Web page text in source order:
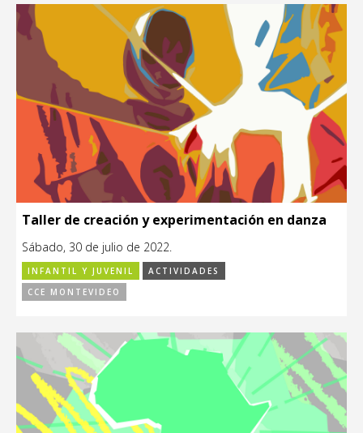
Taller de creación y experimentación en danza
Sábado, 30 de julio de 2022.
INFANTIL Y JUVENIL
ACTIVIDADES
CCE MONTEVIDEO